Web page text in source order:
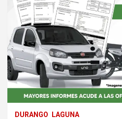
DURANGO LAGUNA